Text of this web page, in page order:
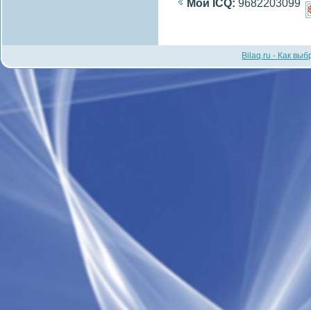
Мой ICQ: 9682203099
Bilaq.ru - Как